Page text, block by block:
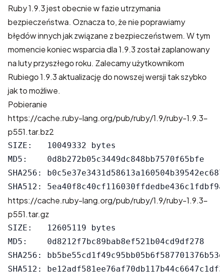
Ruby 1.9.3 jest obecnie w fazie utrzymania
bezpieczeństwa. Oznacza to, że nie poprawiamy
błędów innych jak związane z bezpieczeństwem. W tym
momencie koniec wsparcia dla 1.9.3 został zaplanowany
na luty przyszłego roku. Zalecamy użytkownikom
Rubiego 1.9.3 aktualizację do nowszej wersji tak szybko
jak to możliwe.
Pobieranie
https://cache.ruby-lang.org/pub/ruby/1.9/ruby-1.9.3-
p551.tar.bz2
SIZE:   10049332 bytes
MD5:    0d8b272b05c3449dc848bb7570f65bfe
SHA256:
https://cache.ruby-lang.org/pub/ruby/1.9/ruby-1.9.3-
p551.tar.gz
SIZE:   12605119 bytes
MD5:    0d8212f7bc89bab8ef521b04cd9df278
SHA256: